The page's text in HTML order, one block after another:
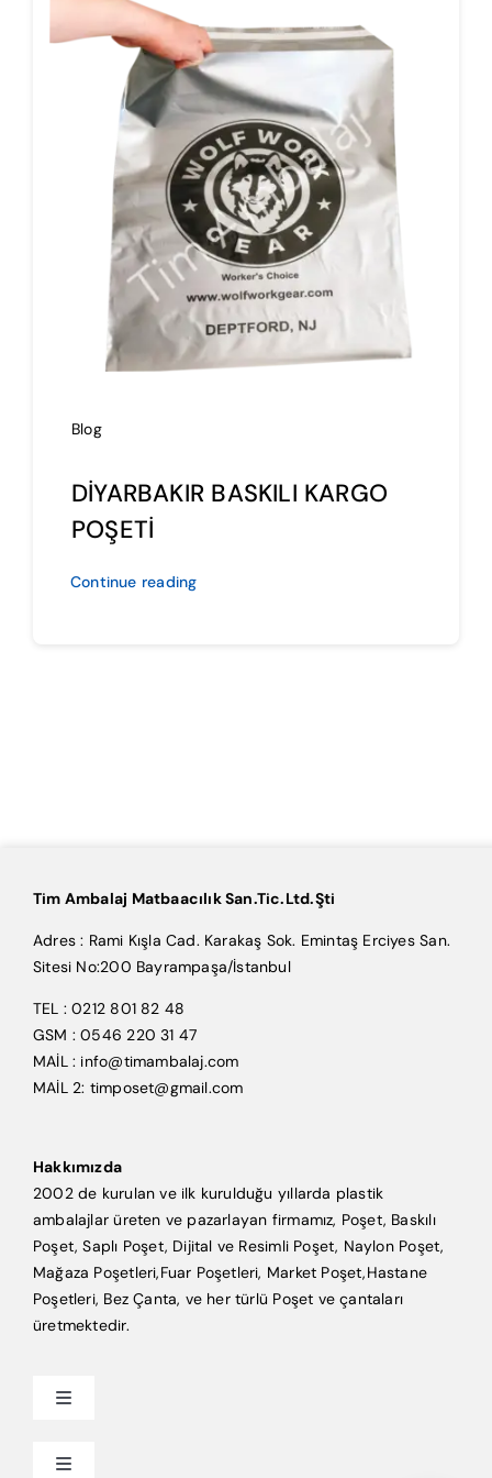
İmalat
Blog
DİYARBAKIR BASKILI KARGO
POŞETİ
Continue reading
Tim Ambalaj Matbaacılık San.Tic.Ltd.Şti
Adres : Rami Kışla Cad. Karakaş Sok. Emintaş Erciyes San.
Sitesi No:200 Bayrampaşa/İstanbul
TEL : 0212 801 82 48
GSM : 0546 220 31 47
MAİL : info@timambalaj.com
MAİL 2: timposet@gmail.com
Hakkımızda
2002 de kurulan ve ilk kurulduğu yıllarda plastik
ambalajlar üreten ve pazarlayan firmamız, Poşet, Baskılı
Poşet, Saplı Poşet, Dijital ve Resimli Poşet, Naylon Poşet,
Mağaza Poşetleri,Fuar Poşetleri, Market Poşet,Hastane
Poşetleri, Bez Çanta, ve her türlü Poşet ve çantaları
üretmektedir.
Toggle
Anasayfa